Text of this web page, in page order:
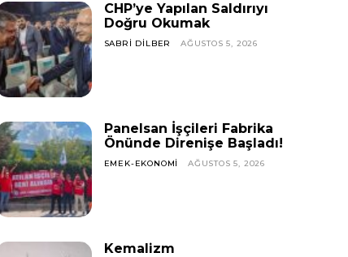
CHP’ye Yapılan Saldırıyı
Doğru Okumak
SABRI DILBER AĞUSTOS 5, 2026
Panelsan İşçileri Fabrika
Önünde Direnişe Başladı!
EMEK-EKONOMI AĞUSTOS 5, 2026
Kemalizm